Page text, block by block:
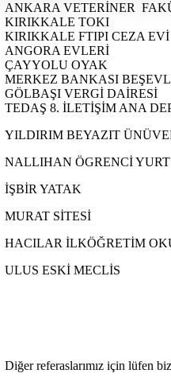
ANKARA VETERİNER
KIRIKKALE TOKI
KIRIKKALE FTIPI CEZA EVİ
ANGORA EVLERİ
ÇAYYOLU OYAK
MERKEZ BANKASI
GÖLBAŞI VERGİ DAİRESİ
TEDAŞ 8. İLETİŞİM ANA
YILDIRIM BEYAZIT
NALLIHAN ÖGRENCİ
İŞBİR YATAK
MURAT SİTESİ
HACILAR İLKÖĞRETİM
ULUS ESKİ MECLİS
Diğer referaslarımız için lüfen